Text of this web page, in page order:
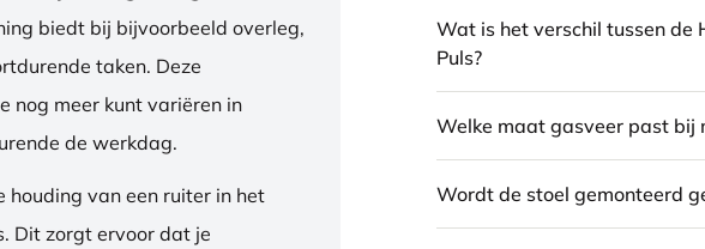
biedt bij bijvoorbeeld overleg,
taken. Deze
nog meer kunt variëren in
de werkdag.
van een ruiter in het
Dit zorgt ervoor dat je
Wat is het verschil tussen de
Puls?
Welke maat gasveer past bij
Wordt de stoel gemonteerd